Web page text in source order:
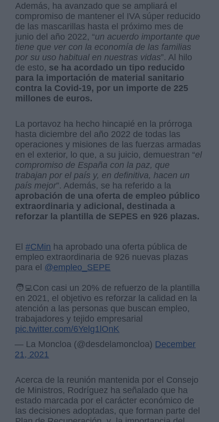
Además, ha avanzado que se ampliará el
compromiso de mantener el IVA súper reducido
de las mascarillas hasta el próximo mes de
junio del año 2022, “un acuerdo importante que
tiene que ver con la economía de las familias
por su uso habitual en nuestras vidas”. Al hilo
de esto, se ha acordado un tipo reducido
para la importación de material sanitario
contra la Covid-19, por un importe de 225
millones de euros.
La portavoz ha hecho hincapié en la prórroga
hasta diciembre del año 2022 de todas las
operaciones y misiones de las fuerzas armadas
en el exterior, lo que, a su juicio, demuestran “el
compromiso de España con la paz, que
trabajan por el país y, en definitiva, hacen un
país mejor”. Además, se ha referido a la
aprobación de una oferta de empleo público
extraordinaria y adicional, destinada a
reforzar la plantilla de SEPES en 926 plazas.
El#CMin ha aprobado una oferta pública de
empleo extraordinaria de 926 nuevas plazas
para el @empleo_SEPE
🧑‍💻Con casi un 20% de refuerzo de la plantilla
en 2021, el objetivo es reforzar la calidad en la
atención a las personas que buscan empleo,
trabajadores y tejido empresarial
pic.twitter.com/6Yelg1lOnK
— La Moncloa (@desdelamoncloa) December
21, 2021
Acerca de la reunión mantenida por el Consejo
de Ministros, Rodríguez ha señalado que ha
estado marcada por el carácter económico de
las decisiones adoptadas, que forman parte del